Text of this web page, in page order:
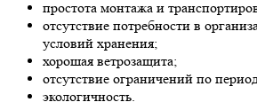
простота монтажа и
отсутствие потребности в
условий хранения;
хорошая ветрозащита;
отсутствие ограничений по
экологичность.